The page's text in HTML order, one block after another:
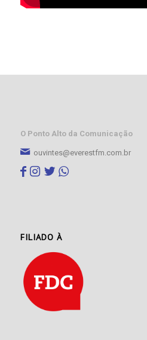
O Ponto Alto da Comunicação
ouvintes@everestfm.com.br
FILIADO À